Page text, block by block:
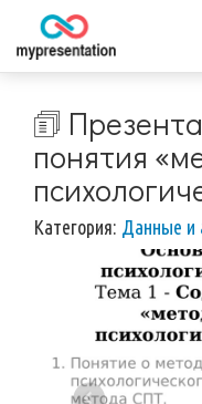
🗊
понятия
Категория: Данные и